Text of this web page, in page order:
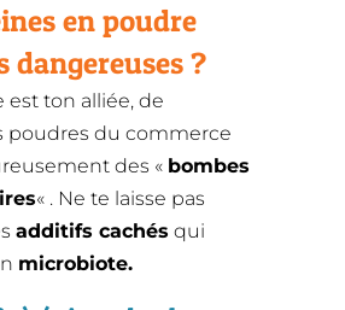
en poudre
dangereuses ?
est ton alliée, de
poudres du commerce
des « bombes
« . Ne te laisse pas
additifs cachés qui
microbiote.